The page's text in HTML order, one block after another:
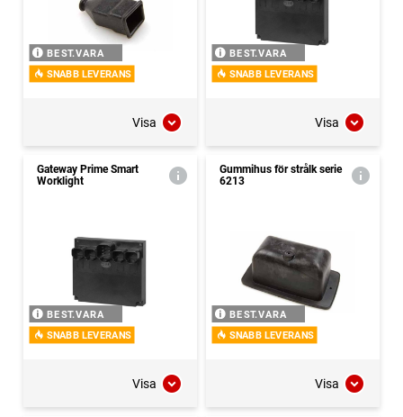
BEST.VARA
SNABB LEVERANS
Visa
BEST.VARA
SNABB LEVERANS
Visa
Gateway Prime Smart
Worklight
BEST.VARA
SNABB LEVERANS
Visa
Gummihus för strålk serie
6213
BEST.VARA
SNABB LEVERANS
Visa